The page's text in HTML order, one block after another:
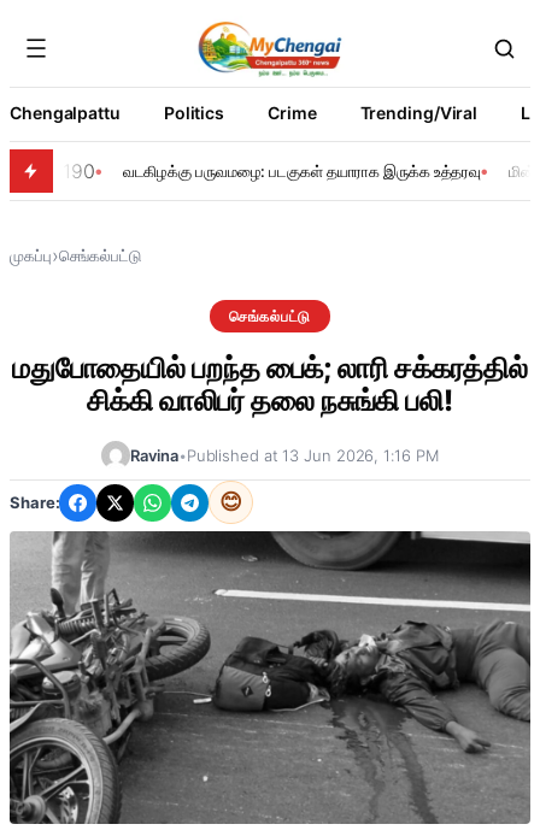
Chengalpattu Politics Crime Trending/Viral
190 வடகிழக்கு பருவமழை: படகுகள் தயாராக இருக்க உத்தரவு
முகப்பு›செங்கல்பட்டு
செங்கல்பட்டு
மதுபோதையில் பறந்த பைக்; லாரி சக்கரத்தில்
சிக்கி வாலிபர் தலை நசுங்கி பலி!
Ravina•Published at 13 Jun 2026, 1:16 PM
Share: 😊